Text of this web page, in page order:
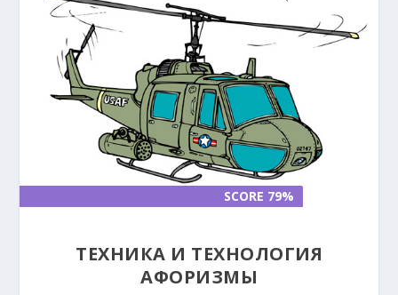
SCORE 79%
SCORE 79%
ТЕХНИКА И ТЕХНОЛОГИЯ
АФОРИЗМЫ